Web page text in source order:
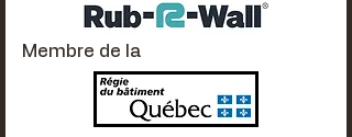
Membre de la